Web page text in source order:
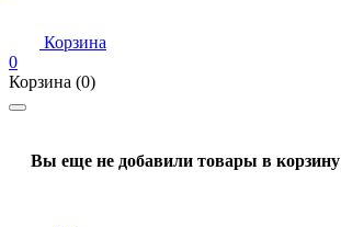
Корзина
0
Корзина (0)
Вы еще не добавили товары в корзину